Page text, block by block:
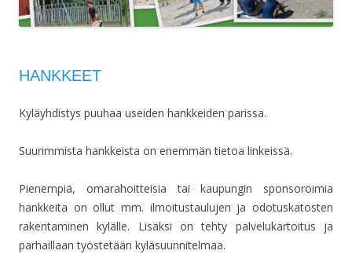
HANKKEET
Kyläyhdistys puuhaa useiden hankkeiden parissa.
Suurimmista hankkeista on enemmän tietoa linkeissä.
Pienempiä, omarahoitteisia tai kaupungin sponsoroimia
hankkeita on ollut mm. ilmoitustaulujen ja odotuskatosten
rakentaminen kylälle. Lisäksi on tehty palvelukartoitus ja
parhaillaan työstetään kyläsuunnitelmaa.